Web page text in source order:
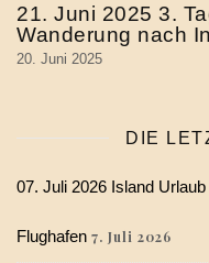
21. Juni 2025 3.
Wanderung nach
20. Juni 2025
DIE
07. Juli 2026 Island
Flughafen 7. Juli 2026